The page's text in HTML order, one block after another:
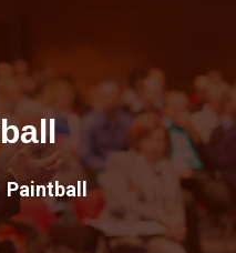
Paintball